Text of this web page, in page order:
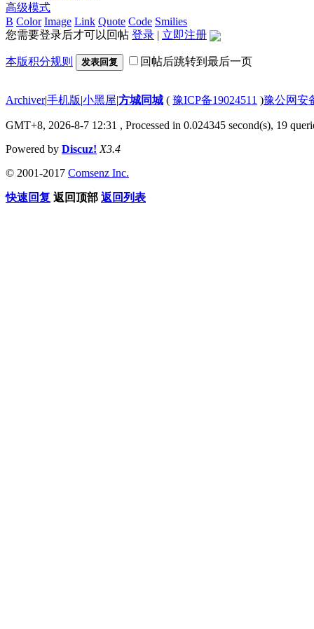
高级模式
B Color Image Link Quote Code Smilies
您需要登录后才可以回帖 登录 | 立即注册
本版积分规则 发表回复 回帖后跳转到最后一页
Archiver|手机版|小黑屋|方城同城 ( 豫ICP备19024511 )豫公网安
GMT+8, 2026-8-7 12:31 , Processed in 0.024345 second(s), 19
Powered by Discuz! X3.4
© 2001-2017 Comsenz Inc.
快速回复 返回顶部 返回列表